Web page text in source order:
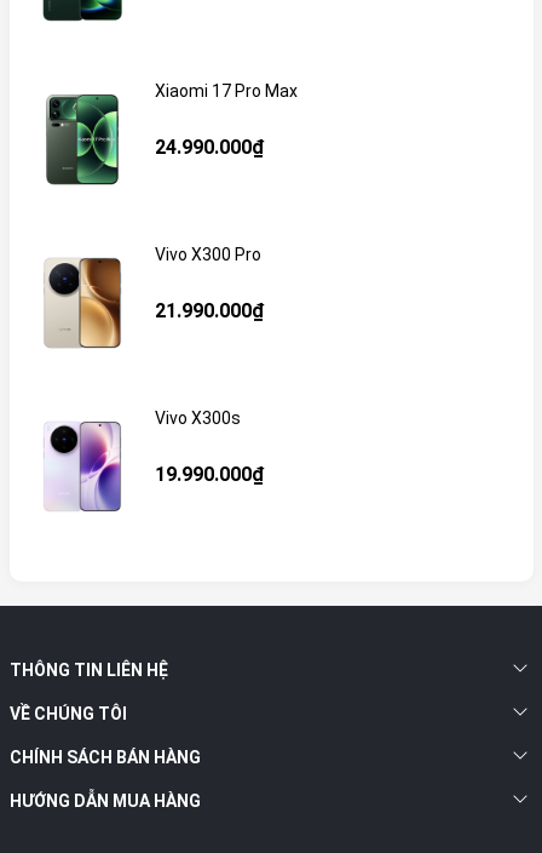
Xiaomi 17 Pro Max
24.990.000₫
Vivo X300 Pro
21.990.000₫
Vivo X300s
19.990.000₫
THÔNG TIN LIÊN HỆ
VỀ CHÚNG TÔI
CHÍNH SÁCH BÁN HÀNG
HƯỚNG DẪN MUA HÀNG